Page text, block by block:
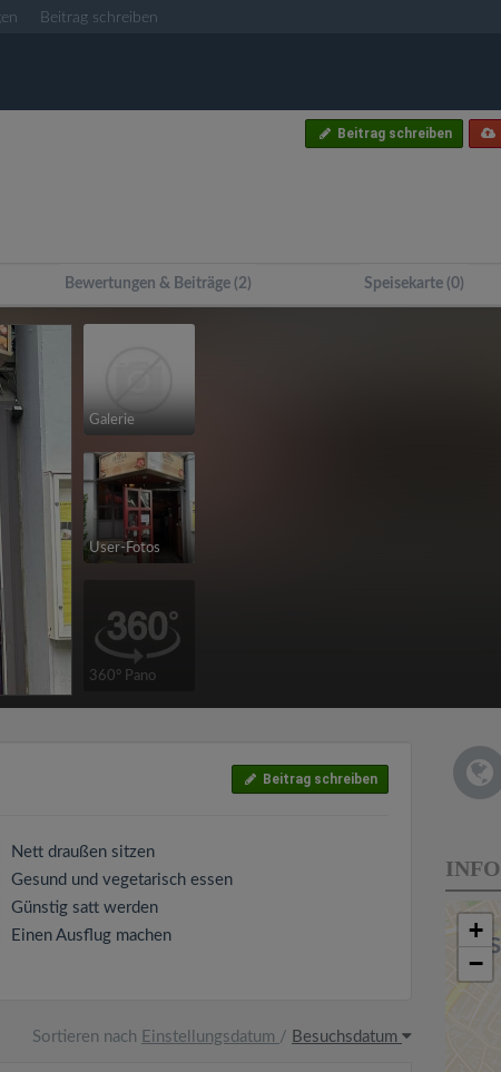
Beitrag schreiben
Beitrag schreiben
Bewertungen & Beiträge (2) Speisekarte (0)
Galerie
User-Fotos
360° Pano
Beitrag schreiben
Nett draußen sitzen
Gesund und vegetarisch essen
Günstig satt werden
Einen Ausflug machen
Sortieren nach Einstellungsdatum / Besuchsdatum
INFO
+
−